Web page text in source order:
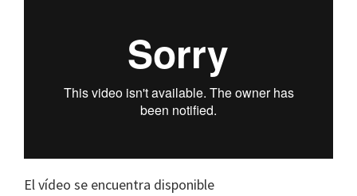
El vídeo se encuentra disponible